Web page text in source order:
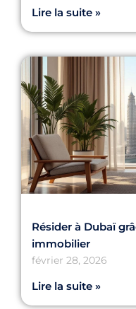
Lire la suite »
Résider à Dubaï
immobilier
février 28, 2026
Lire la suite »